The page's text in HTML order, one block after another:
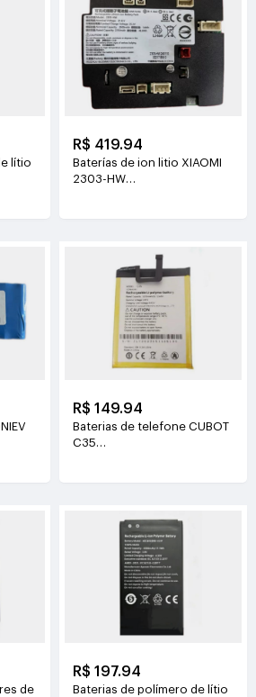
lítio
R$ 419.94
Baterías de ion litio XIAOMI
2303-HW
R$ 149.94
Baterias de telefone CUBOT
C35
de
R$ 197.94
Baterias de polímero de lítio